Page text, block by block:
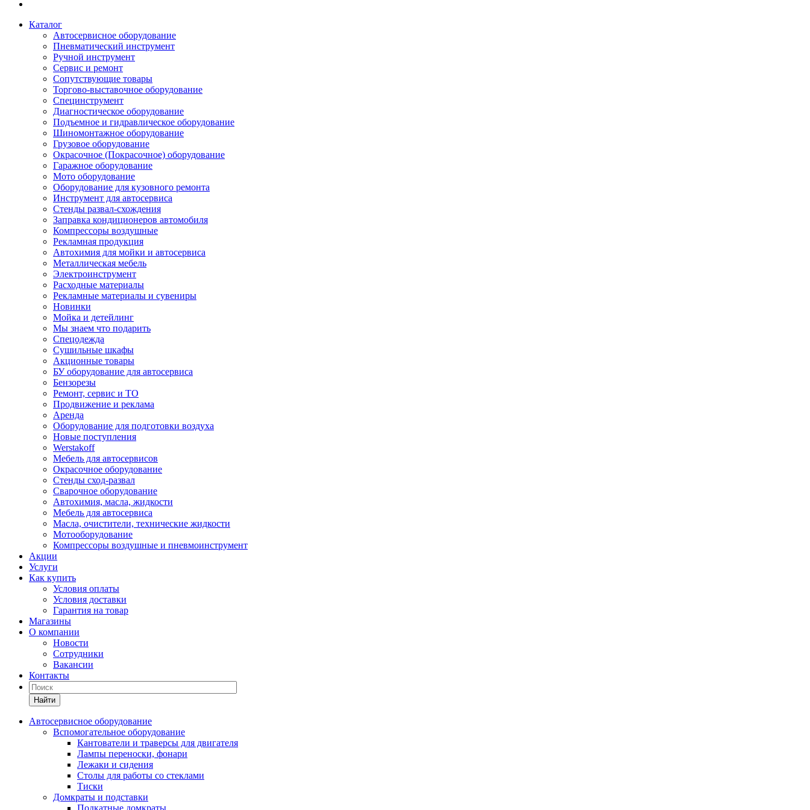
Каталог
Автосервисное оборудование
Пневматический инструмент
Ручной инструмент
Сервис и ремонт
Сопутствующие товары
Торгово-выставочное оборудование
Специнструмент
Диагностическое оборудование
Подъемное и гидравлическое оборудование
Шиномонтажное оборудование
Грузовое оборудование
Окрасочное (Покрасочное) оборудование
Гаражное оборудование
Мото оборудование
Оборудование для кузовного ремонта
Инструмент для автосервиса
Стенды развал-схождения
Заправка кондиционеров автомобиля
Компрессоры воздушные
Рекламная продукция
Автохимия для мойки и автосервиса
Металлическая мебель
Электроинструмент
Расходные материалы
Рекламные материалы и сувениры
Новинки
Мойка и детейлинг
Мы знаем что подарить
Спецодежда
Сушильные шкафы
Акционные товары
БУ оборудование для автосервиса
Бензорезы
Ремонт, сервис и ТО
Продвижение и реклама
Аренда
Оборудование для подготовки воздуха
Новые поступления
Werstakoff
Мебель для автосервисов
Окрасочное оборудование
Стенды сход-развал
Сварочное оборудование
Автохимия, масла, жидкости
Мебель для автосервиса
Масла, очистители, технические жидкости
Мотооборудование
Компрессоры воздушные и пневмоинструмент
Акции
Услуги
Как купить
Условия оплаты
Условия доставки
Гарантия на товар
Магазины
О компании
Новости
Сотрудники
Вакансии
Контакты
Найти
Автосервисное оборудование
Вспомогательное оборудование
Кантователи и траверсы для двигателя
Лампы переноски, фонари
Лежаки и сидения
Столы для работы со стеклами
Тиски
Домкраты и подставки
Подкатные домкраты